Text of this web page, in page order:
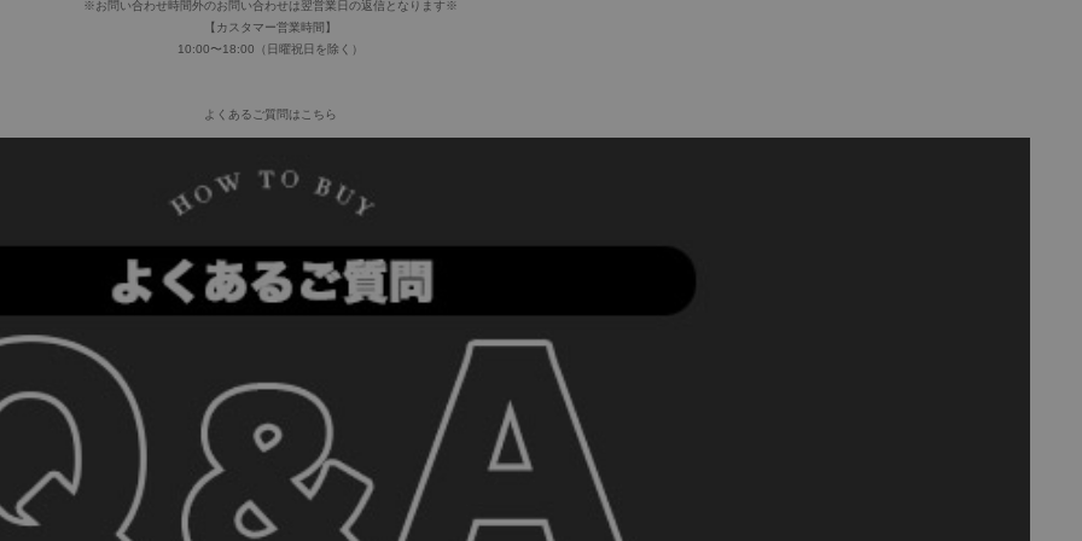
※お問い合わせ時間外のお問い合わせは翌営業日の返信となります※
【カスタマー営業時間】
10:00〜18:00（日曜祝日を除く）
よくあるご質問はこちら